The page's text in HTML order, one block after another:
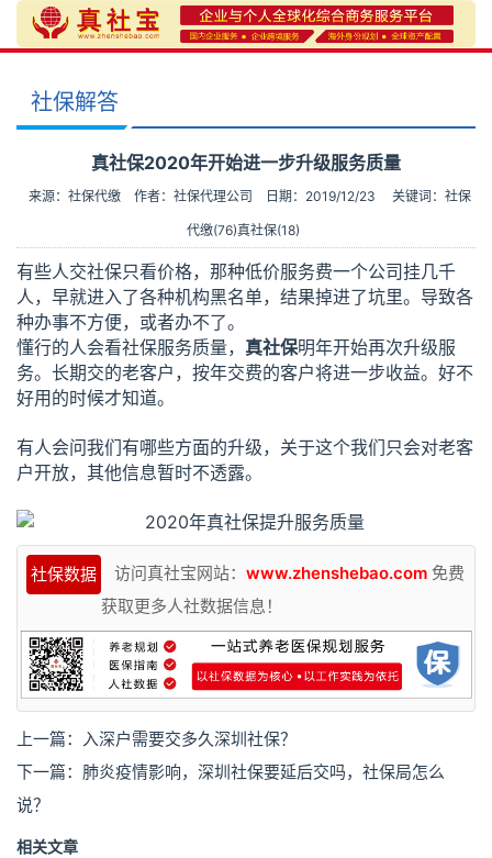
社保解答
真社保2020年开始进一步升级服务质量
来源：社保代缴 作者：社保代理公司 日期：2019/12/23 关键词： 社保
代缴(76)真社保(18)
有些人交社保只看价格，那种低价服务费一个公司挂几千
人，早就进入了各种机构黑名单，结果掉进了坑里。导致各
种办事不方便，或者办不了。
懂行的人会看社保服务质量， 真社保明年开始再次升级服
务。长期交的老客户，按年交费的客户将进一步收益。好不
好用的时候才知道。
有人会问我们有哪些方面的升级，关于这个我们只会对老客
户开放，其他信息暂时不透露。
社保数据 访问真社宝网站： www.zhenshebao.com 免费
获取更多人社数据信息！
上一篇： 入深户需要交多久深圳社保？
下一篇： 肺炎疫情影响，深圳社保要延后交吗，社保局怎么
说？
相关文章